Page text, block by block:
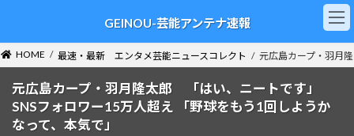
ン
ツ
ー
シ
GEINOU-芸能アンテナ速報
HOME 最速・最新 エンタメ芸能ニュースコレクト 元広島カープ・羽月
元広島カープ・羽月隆太郎 「はい、ニートです」
SNSフォロワー15万人超え 「野球をもう1回しようか
なって、本気で」